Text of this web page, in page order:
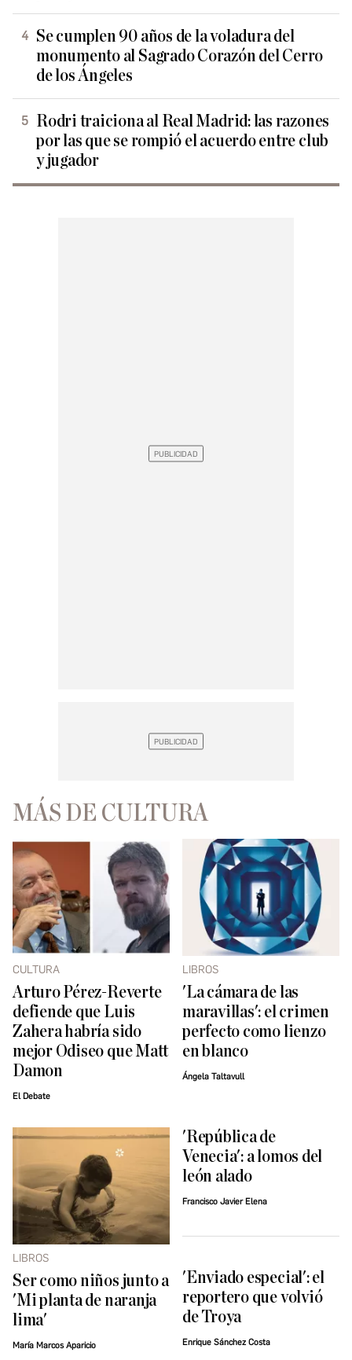
Se cumplen 90 años de la voladura del
monumento al Sagrado Corazón del Cerro
de los Ángeles
Rodri traiciona al Real Madrid: las razones
por las que se rompió el acuerdo entre club
y jugador
MÁS DE CULTURA
CULTURA
Arturo Pérez-Reverte
defiende que Luis
Zahera habría sido
mejor Odiseo que Matt
Damon
El Debate
LIBROS
'La cámara de las
maravillas': el crimen
perfecto como lienzo
en blanco
Ángela Taltavull
LIBROS
Ser como niños junto a
'Mi planta de naranja
lima'
María Marcos Aparicio
'República de
Venecia': a lomos del
león alado
Francisco Javier Elena
'Enviado especial': el
reportero que volvió
de Troya
Enrique Sánchez Costa